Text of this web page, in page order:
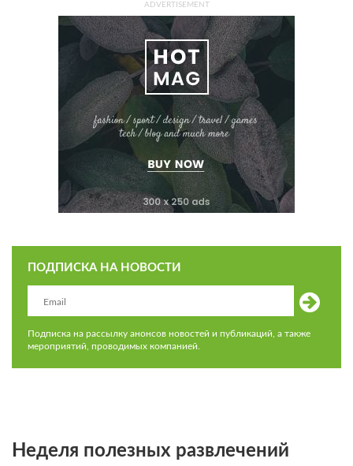
ADVERTISEMENT
ПОДПИСКА НА НОВОСТИ
Подписка на рассылку анонсов новостей и публикаций, а также
мероприятий, проводимых компанией.
Неделя полезных развлечений